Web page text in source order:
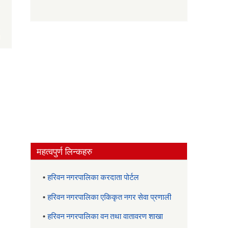
महत्वपुर्ण लिन्कहरु
•हरिवन नगरपालिका करदाता पोर्टल
•हरिवन नगरपालिका एकिकृत नगर सेवा प्रणाली
•हरिवन नगरपालिका वन तथा वातावरण शाखा